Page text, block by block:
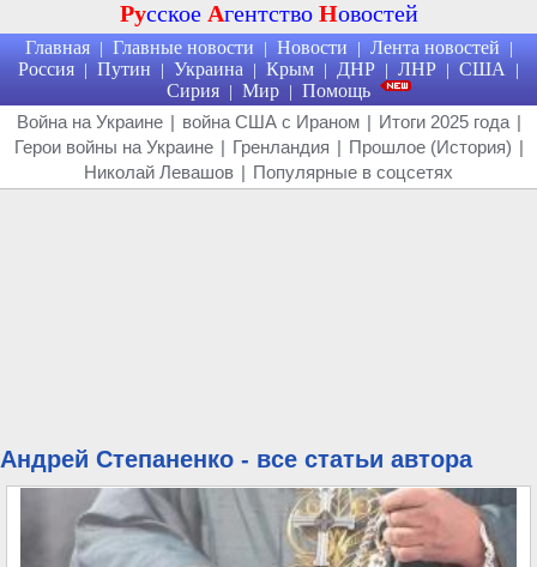
Русское Агентство Новостей
Главная | Главные новости | Новости | Лента новостей |
Россия | Путин | Украина | Крым | ДНР | ЛНР | США |
Сирия | Мир | Помощь
Война на Украине | война США с Ираном | Итоги 2025 года |
Герои войны на Украине | Гренландия | Прошлое (История) |
Николай Левашов | Популярные в соцсетях
Андрей Степаненко - все статьи автора